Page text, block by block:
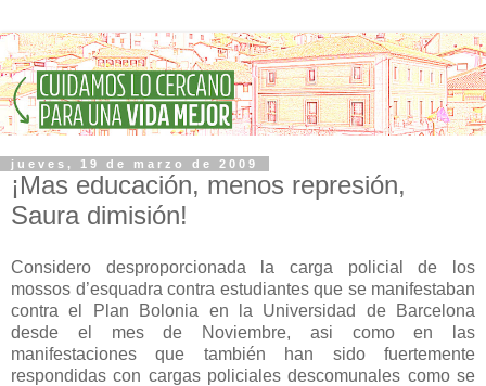
jueves, 19 de marzo de 2009
¡Mas educación, menos represión,
Saura dimisión!
Considero desproporcionada la carga policial de los
mossos d’esquadra contra estudiantes que se manifestaban
contra el Plan Bolonia en la Universidad de Barcelona
desde el mes de Noviembre, asi como en las
manifestaciones que también han sido fuertemente
respondidas con cargas policiales descomunales como se